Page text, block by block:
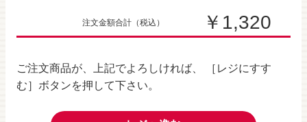
注文金額合計 （税込） ￥1,320
ご注文商品が、上記でよろしければ、 ［レジにすす
む］ボタンを押して下さい。